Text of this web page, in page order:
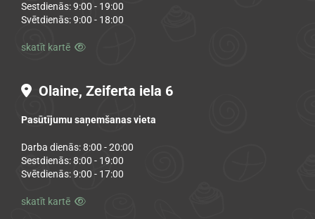
Sestdienās: 9:00 - 19:00
Svētdienās: 9:00 - 18:00
skatīt kartē 
 Olaine, Zeiferta iela 6
Pasūtījumu saņemšanas vieta
Darba dienās: 8:00 - 20:00
Sestdienās: 8:00 - 19:00
Svētdienās: 9:00 - 17:00
skatīt kartē 